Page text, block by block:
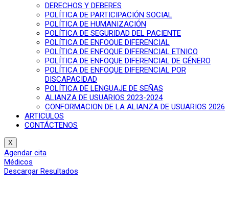
DERECHOS Y DEBERES
POLÍTICA DE PARTICIPACIÓN SOCIAL
POLÍTICA DE HUMANIZACIÓN
POLÍTICA DE SEGURIDAD DEL PACIENTE
POLÍTICA DE ENFOQUE DIFERENCIAL
POLÍTICA DE ENFOQUE DIFERENCIAL ETNICO
POLÍTICA DE ENFOQUE DIFERENCIAL DE GÉNERO
POLÍTICA DE ENFOQUE DIFERENCIAL POR
DISCAPACIDAD
POLÍTICA DE LENGUAJE DE SEÑAS
ALIANZA DE USUARIOS 2023-2024
CONFORMACION DE LA ALIANZA DE USUARIOS 2026
ARTICULOS
CONTÁCTENOS
X
Agendar cita
Médicos
Descargar Resultados